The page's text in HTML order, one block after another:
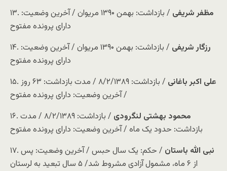
۱۳.
مظفر شریفی
/ بازداشت: بهمن ۱۳۹۰ مریوان / آخرین وضعیت:
دارای پرونده مفتوح
۱۴.
رزگار شریفی
/ بازداشت: بهمن ۱۳۹۰ مریوان / آخرین وضعیت:
دارای پرونده مفتوح
۱۵.
علی اکبر باغانی
/ بازداشت: ۸/۲/۱۳۸۹ / مدت بازداشت: ۶۳ روز
/ آخرین وضعیت: دارای پرونده مفتوح
۱۶.
محمود بهشتی لنگرودی
/ بازداشت: ۸/۲/۱۳۸۹ / مدت
بازداشت: حدود یک ماه / آخرین وضعیت: دارای پرونده مفتوح
۱۷.
نبی الله باستان / حکم: یک سال حبس / آخرین وضعیت: پس
از ۶ ماه، مشمول آزادی مشروط شد/ ۵ سال تبعید به لرستان